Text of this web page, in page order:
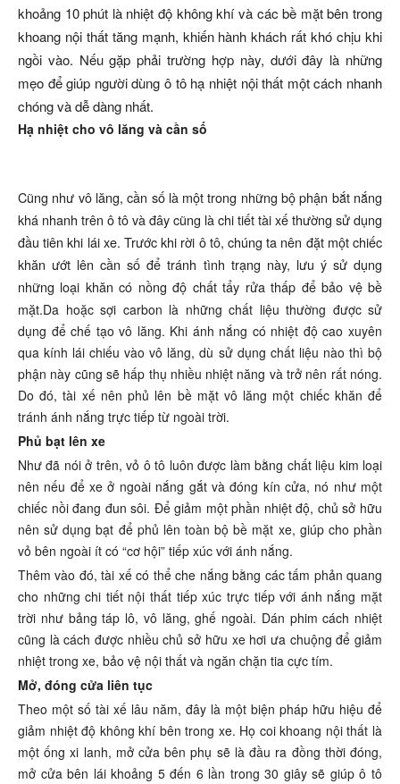
khoảng 10 phút là nhiệt độ không khí và các bề mặt bên trong
khoang nội thất tăng mạnh, khiến hành khách rất khó chịu khi
ngồi vào. Nếu gặp phải trường hợp này, dưới đây là những
mẹo để giúp người dùng ô tô hạ nhiệt nội thất một cách nhanh
chóng và dễ dàng nhất.
Hạ nhiệt cho vô lăng và cần số
Cũng như vô lăng, cần số là một trong những bộ phận bắt nắng
khá nhanh trên ô tô và đây cũng là chi tiết tài xế thường sử dụng
đầu tiên khi lái xe. Trước khi rời ô tô, chúng ta nên đặt một chiếc
khăn ướt lên cần số để tránh tình trạng này, lưu ý sử dụng
những loại khăn có nồng độ chất tẩy rửa thấp để bảo vệ bề
mặt.Da hoặc sợi carbon là những chất liệu thường được sử
dụng để chế tạo vô lăng. Khi ánh nắng có nhiệt độ cao xuyên
qua kính lái chiếu vào vô lăng, dù sử dụng chất liệu nào thì bộ
phận này cũng sẽ hấp thụ nhiều nhiệt năng và trở nên rất nóng.
Do đó, tài xế nên phủ lên bề mặt vô lăng một chiếc khăn để
tránh ánh nắng trực tiếp từ ngoài trời.
Phủ bạt lên xe
Như đã nói ở trên, vỏ ô tô luôn được làm bằng chất liệu kim loại
nên nếu để xe ở ngoài nắng gắt và đóng kín cửa, nó như một
chiếc nồi đang đun sôi. Để giảm một phần nhiệt độ, chủ sở hữu
nên sử dụng bạt để phủ lên toàn bộ bề mặt xe, giúp cho phần
vỏ bên ngoài ít có “cơ hội” tiếp xúc với ánh nắng.
Thêm vào đó, tài xế có thể che nắng bằng các tấm phản quang
cho những chi tiết nội thất tiếp xúc trực tiếp với ánh nắng mặt
trời như bảng táp lô, vô lăng, ghế ngoài. Dán phim cách nhiệt
cũng là cách được nhiều chủ sở hữu xe hơi ưa chuộng để giảm
nhiệt trong xe, bảo vệ nội thất và ngăn chặn tia cực tím.
Mở, đóng cửa liên tục
Theo một số tài xế lâu năm, đây là một biện pháp hữu hiệu để
giảm nhiệt độ không khí bên trong xe. Họ coi khoang nội thất là
một ống xi lanh, mở cửa bên phụ sẽ là đầu ra đồng thời đóng,
mở cửa bên lái khoảng 5 đến 6 lần trong 30 giây sẽ giúp ô tô